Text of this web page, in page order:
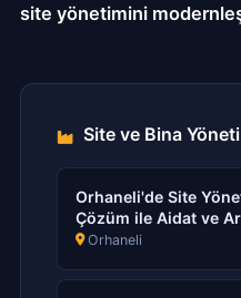
site yönetimini
Site ve Bina
Orhaneli'de Site
Çözüm ile Aidat ve
Orhaneli